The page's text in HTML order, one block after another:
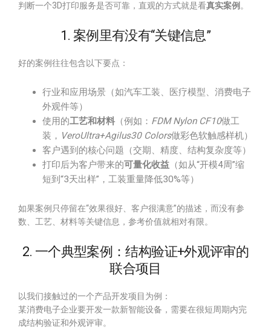
判断一个3D打印服务是否可靠，直观的方式就是看真实案例 。
1. 案例里有没有“关键信息”
好的案例往往包含以下要点：
行业和应用场景（如汽车工装、医疗模型、消费电子
外观件等）
使用的工艺和材料 （例如： FDM Nylon CF10做工
装， VeroUltra+Agilus30 Colors做彩色软触感样机）
客户遇到的核心问题（交期、精度、结构复杂度等）
打印后为客户带来的可量化收益 （如从“开模4周”缩
短到“3天出样”，工装重量降低30%等）
如果案例只停留在“效果很好、客户很满意”的描述，而没有参
数、工艺、材料等关键信息，参考价值就相对有限。
2. 一个典型案例：结构验证+外观评审的
联合项目
以我们接触过的一个产品开发项目为例：
某消费电子企业要开发一款新智能设备，需要在很短周期内完
成结构验证和外观评审。